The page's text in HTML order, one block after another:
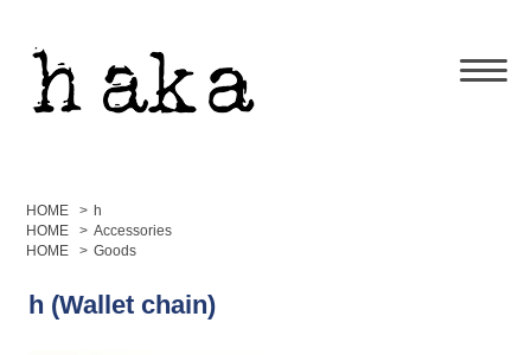
HOME > h
HOME
> Accessories
HOME
> Goods
h (Wallet chain)